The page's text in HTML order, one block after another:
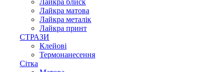
Лайкра блиск
Лайкра матова
Лайкра металік
Лайкра принт
СТРАЗИ
Клейові
Термонанесення
Сітка